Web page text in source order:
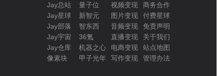
Jay总站
Jay星球
Jay部落
Jay宇宙
Jay仓库
像素块
量子位
新智元
智东西
36氪
机器之心
甲子光年
视频变现
图片变现
音频变现
直播变现
电商变现
写作变现
商务合作
付费星球
免责声明
关于我们
站点地图
管理办法